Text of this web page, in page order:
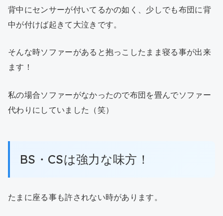
背中にセンサーが付いてるかの如く、少しでも布団に背
中が付けば起きて大泣きです。
そんな時ソファーがあると抱っこしたまま寝る事が出来
ます！
私の場合ソファーがなかったので布団を畳んでソファー
代わりにしていました（笑）
BS・CSは強力な味方！
たまに座る事も許されない時があります。